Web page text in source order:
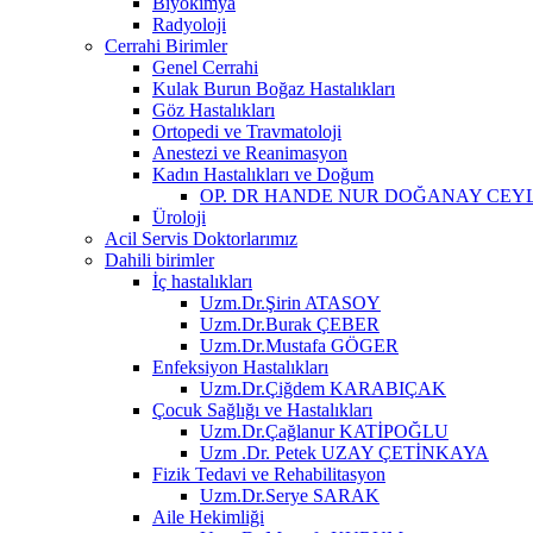
Radyoloji
Cerrahi Birimler
Genel Cerrahi
Kulak Burun Boğaz Hastalıkları
Göz Hastalıkları
Ortopedi ve Travmatoloji
Anestezi ve Reanimasyon
Kadın Hastalıkları ve Doğum
OP. DR HANDE NUR DOĞANAY
Üroloji
Acil Servis Doktorlarımız
Dahili birimler
İç hastalıkları
Uzm.Dr.Şirin ATASOY
Uzm.Dr.Burak ÇEBER
Uzm.Dr.Mustafa GÖGER
Enfeksiyon Hastalıkları
Uzm.Dr.Çiğdem KARABIÇAK
Çocuk Sağlığı ve Hastalıkları
Uzm.Dr.Çağlanur KATİPOĞLU
Uzm .Dr. Petek UZAY ÇETİNKAYA
Fizik Tedavi ve Rehabilitasyon
Uzm.Dr.Serye SARAK
Aile Hekimliği